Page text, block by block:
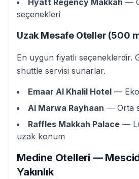
Hyatt Regency Makkah —
seçenekleri
Uzak Mesafe Oteller (500
En uygun fiyatlı seçeneklerdir.
shuttle servisi sunarlar.
Emaar Al Khalil Hotel —
Al Marwa Rayhaan — Orta
Raffles Makkah Palace —
uzak konum
Medine Otelleri —
Yakınlık